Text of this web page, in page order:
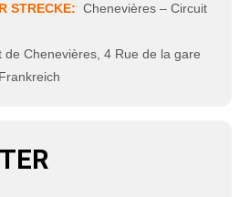
STRECKE: Chenevières – Circuit
de Chenevières, 4 Rue de la gare
Frankreich